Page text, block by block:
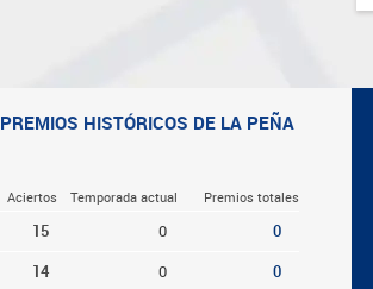
PREMIOS HISTÓRICOS DE LA PEÑA
Aciertos Temporada actual Premios totales
15 0 0
14 0 0